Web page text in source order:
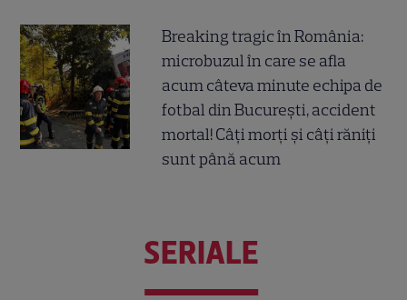
Breaking tragic în România:
microbuzul în care se afla
acum câteva minute echipa de
fotbal din București, accident
mortal! Câți morți și câți răniți
sunt până acum
SERIALE